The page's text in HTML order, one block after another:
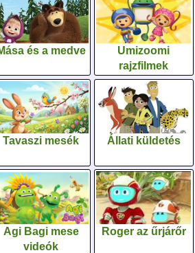
és a medve
Umizoomi
rajzfilmek
Tavaszi mesék Állati küldetés
Agi Bagi mese
videók
Roger az űrjárőr